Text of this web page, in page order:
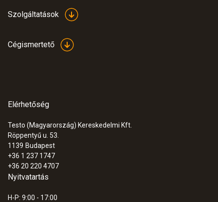
:0563 4409
testo 440 Bluetooth®-os delta P
légsebesség szett 1
630.200 Ft
800.354 Ft
Szolgáltatások
Cégismertető
Elérhetőség
Testo (Magyarország) Kereskedelmi Kft.
Röppentyű u. 53.
1139 Budapest
+36 1 237 1747
+36 20 220 4707
Nyitvatartás
H-P: 9:00 - 17:00